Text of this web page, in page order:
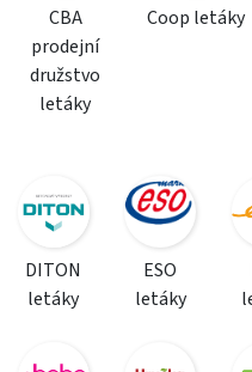
CBA
prodejní
družstvo
letáky
Coop letáky
DITON
letáky
ESO
letáky